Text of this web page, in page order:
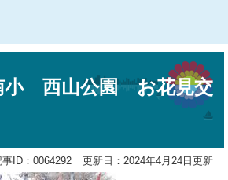
小 西山公園 お花見交
事ID：0064292 更新日：2024年4月24日更新